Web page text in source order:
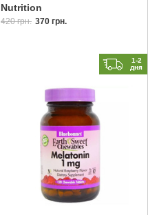
Nutrition
420 грн. 370 грн.
1-2
дня